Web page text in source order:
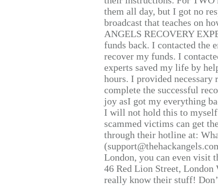
them all day, but I got no
broadcast that teaches on
ANGELS RECOVERY
funds back. I contacted the
recover my funds. I
experts saved my life by
hours. I provided
complete the successful
joy asI got my everything
I will not hold this to
scammed victims can get
through their hotline at:
London, you can even visit
46 Red Lion Street, London
really know their stuff!